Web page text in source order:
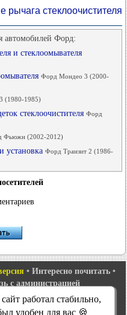
рычага стеклоочистителя
автомобилей Форд:
и стеклоомывателя
Форд Мондео 3 (2000-
(1980-1985)
стеклоочистителя Форд
Фьюжн (2002-2012)
установка Форд Транзит 2 (1986-
• Интересно почитать •
с администрацией
Мондео 1•Мондео 1 и 2•
3•Эскорт 4 •Эскорт 5
работал стабильно,
удобен для вас 🍪